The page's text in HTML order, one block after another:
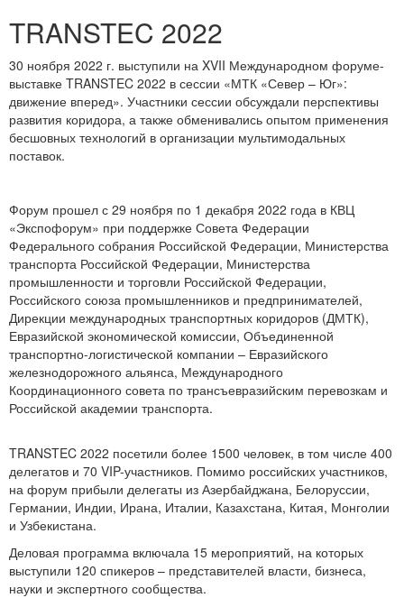
TRANSTEC 2022
30 ноября 2022 г. выступили на XVII Международном форуме-
выставке TRANSTEC 2022 в сессии «МТК «Север – Юг»:
движение вперед». Участники сессии обсуждали перспективы
развития коридора, а также обменивались опытом применения
бесшовных технологий в организации мультимодальных
поставок.
Форум прошел с 29 ноября по 1 декабря 2022 года в КВЦ
«Экспофорум» при поддержке Совета Федерации
Федерального собрания Российской Федерации, Министерства
транспорта Российской Федерации, Министерства
промышленности и торговли Российской Федерации,
Российского союза промышленников и предпринимателей,
Дирекции международных транспортных коридоров (ДМТК),
Евразийской экономической комиссии, Объединенной
транспортно-логистической компании – Евразийского
железнодорожного альянса, Международного
Координационного совета по трансъевразийским перевозкам и
Российской академии транспорта.
TRANSTEC 2022 посетили более 1500 человек, в том числе 400
делегатов и 70 VIP-участников. Помимо российских участников,
на форум прибыли делегаты из Азербайджана, Белоруссии,
Германии, Индии, Ирана, Италии, Казахстана, Китая, Монголии
и Узбекистана.
Деловая программа включала 15 мероприятий, на которых
выступили 120 спикеров – представителей власти, бизнеса,
науки и экспертного сообщества.